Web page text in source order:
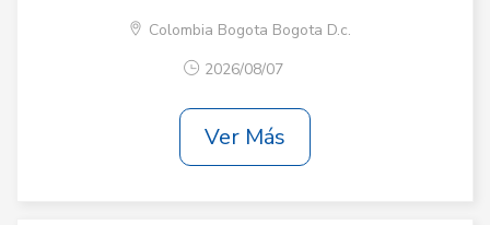
Colombia Bogota Bogota D.c.
2026/08/07
Ver Más